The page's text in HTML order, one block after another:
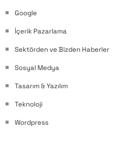
Google
İçerik Pazarlama
Sektörden ve Bizden Haberler
Sosyal Medya
Tasarım & Yazılım
Teknoloji
Wordpress